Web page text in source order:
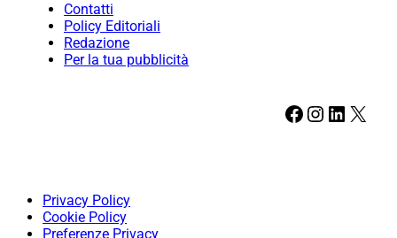
Contatti
Policy Editoriali
Redazione
Per la tua pubblicità
Facebook Instagram LinkedIn X
Privacy Policy
Cookie Policy
Preferenze Privacy